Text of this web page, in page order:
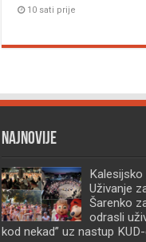
10 sati prije
Najnovije
Uživanje
Šarenko
odrasli
kod nekad” uz nastup